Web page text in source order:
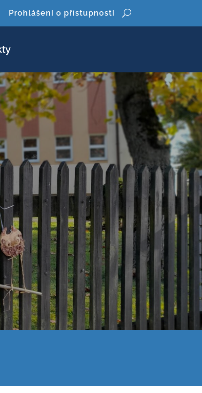
Prohlášení o přístupnosti